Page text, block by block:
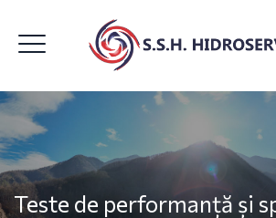
Teste de performanță și